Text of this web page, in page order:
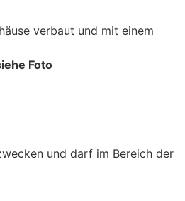
verbaut und mit einem
Foto
und darf im Bereich der